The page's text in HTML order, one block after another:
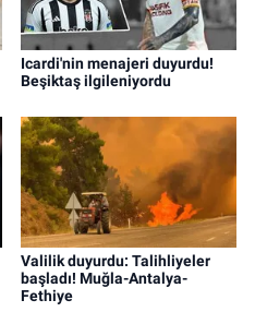
Icardi'nin menajeri duyurdu!
Beşiktaş ilgileniyordu
Valilik duyurdu: Talihliyeler
başladı! Muğla-Antalya-
Fethiye